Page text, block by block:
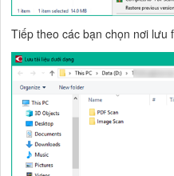
Tiếp theo các bạn chọn nơi lưu